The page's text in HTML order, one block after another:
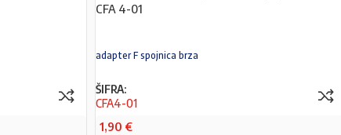
CFA 4-01
adapter F spojnica brza
ŠIFRA:
CFA4-01
1,90 €